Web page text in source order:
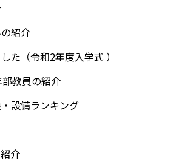
紹介
た（令和2年度入学式 ）
教員の紹介
設備ランキング
介